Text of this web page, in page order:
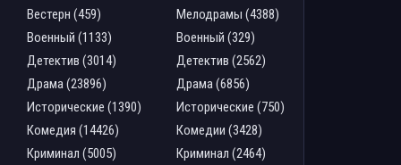
Вестерн (459)
Военный (1133)
Детектив (3014)
Драма (23896)
Исторические (1390)
Комедия (14426)
Криминал (5005)
Мелодрамы (4388)
Военный (329)
Детектив (2562)
Драма (6856)
Исторические (750)
Комедии (3428)
Криминал (2464)